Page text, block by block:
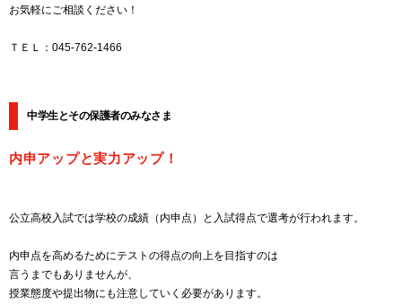
お気軽にご相談ください！
ＴＥＬ：045-762-1466
中学生とその保護者のみなさま
内申アップと実力アップ！
公立高校入試では学校の成績（内申点）と入試得点で選考が行われます。
内申点を高めるためにテストの得点の向上を目指すのは
言うまでもありませんが、
授業態度や提出物にも注意していく必要があります。